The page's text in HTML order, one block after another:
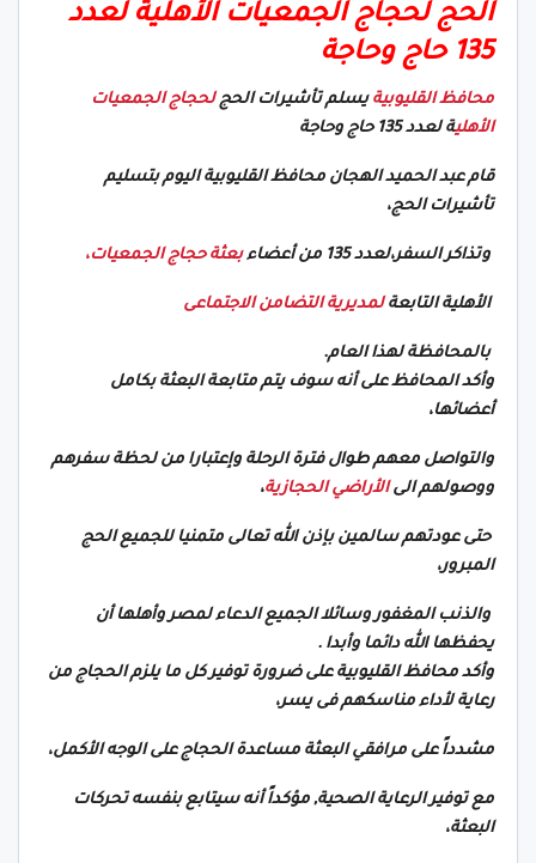
الحج لحجاج الجمعيات الأهلية لعدد
135 حاج وحاجة
محافظ القليوبية يسلم تأشيرات الحجلحجاج الجمعيات
الأهلية لعدد 135 حاج وحاجة
قام عبد الحميد الهجان محافظ القليوبية اليوم بتسليم
تأشيرات الحج،
وتذاكر السفر،لعدد 135 من أعضاء بعثة حجاج الجمعيات،
الأهلية التابعةلمديرية التضامن الاجتماعى
بالمحافظة لهذا العام.
وأكد المحافظ على أنه سوف يتم متابعة البعثة بكامل
أعضائها،
والتواصل معهم طوال فترة الرحلة وإعتبارا من لحظة سفرهم
ووصولهم الىالأراضي الحجازية،
حتى عودتهم سالمين بإذن الله تعالى متمنيا للجميع الحج
المبرور،
والذنب المغفور وسائلا الجميع الدعاء لمصر وأهلها أن
يحفظها الله دائما وأبدا .
وأكد محافظ القليوبية على ضرورة توفير كل ما يلزم الحجاج من
رعاية لأداء مناسكهم فى يسر،
مشدداً على مرافقي البعثة مساعدة الحجاج على الوجه الأكمل،
مع توفير الرعاية الصحية, مؤكداً أنه سيتابع بنفسه تحركات
البعثة،